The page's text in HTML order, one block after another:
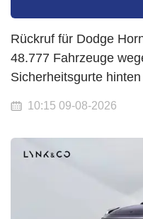
Rückruf für Dodge
48.777 Fahrzeuge
Sicherheitsgurte hinten
10:15 09-08-2026